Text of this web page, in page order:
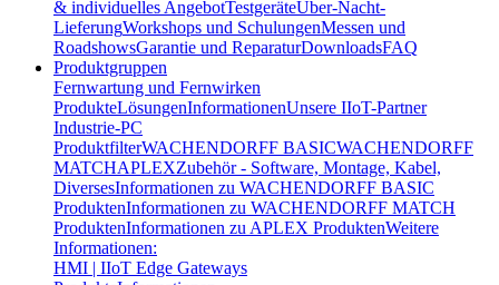
& individuelles AngebotTestgeräteÜber-Nacht-
LieferungWorkshops und SchulungenMessen und
RoadshowsGarantie und ReparaturDownloadsFAQ
Produktgruppen
Fernwartung und Fernwirken
ProdukteLösungenInformationenUnsere IIoT-Partner
Industrie-PC
ProduktfilterWACHENDORFF BASICWACHENDORFF
MATCHAPLEXZubehör - Software, Montage, Kabel,
DiversesInformationen zu WACHENDORFF BASIC
ProduktenInformationen zu WACHENDORFF MATCH
ProduktenInformationen zu APLEX ProduktenWeitere
Informationen:
HMI | IIoT Edge Gateways